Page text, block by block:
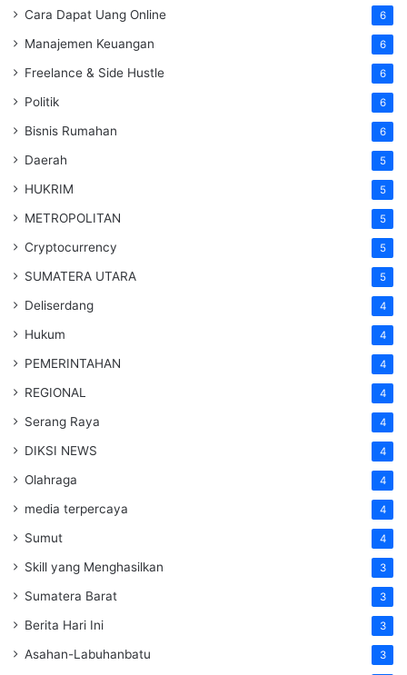
Cara Dapat Uang Online 6
Manajemen Keuangan 6
Freelance & Side Hustle 6
Politik 6
Bisnis Rumahan 6
Daerah 5
HUKRIM 5
METROPOLITAN 5
Cryptocurrency 5
SUMATERA UTARA 5
Deliserdang 4
Hukum 4
PEMERINTAHAN 4
REGIONAL 4
Serang Raya 4
DIKSI NEWS 4
Olahraga 4
media terpercaya 4
Sumut 4
Skill yang Menghasilkan 3
Sumatera Barat 3
Berita Hari Ini 3
Asahan-Labuhanbatu 3